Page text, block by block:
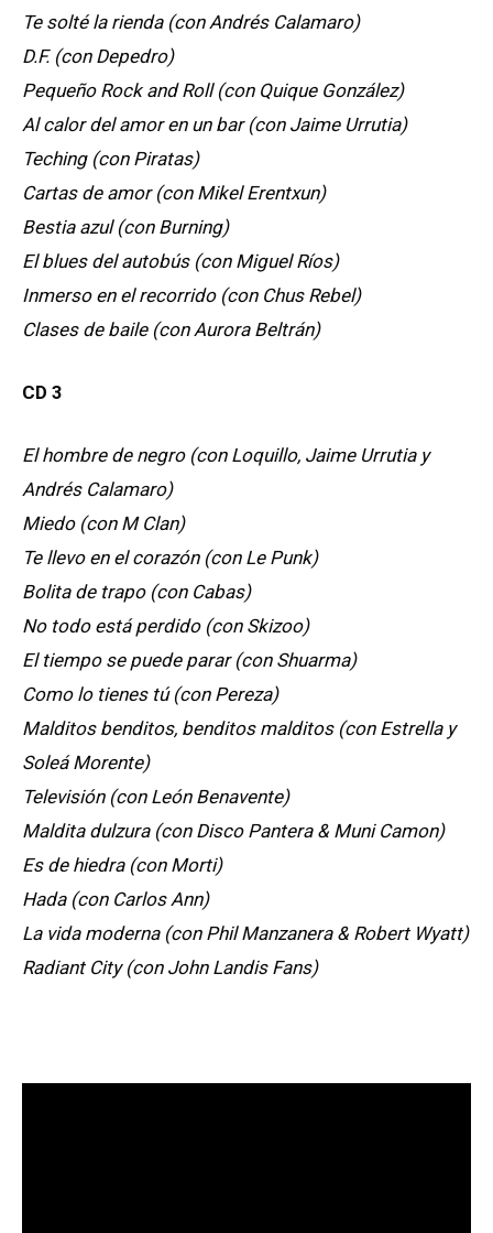
Te solté la rienda (con Andrés Calamaro)
D.F. (con Depedro)
Pequeño Rock and Roll (con Quique González)
Al calor del amor en un bar (con Jaime Urrutia)
Teching (con Piratas)
Cartas de amor (con Mikel Erentxun)
Bestia azul (con Burning)
El blues del autobús (con Miguel Ríos)
Inmerso en el recorrido (con Chus Rebel)
Clases de baile (con Aurora Beltrán)
CD 3
El hombre de negro (con Loquillo, Jaime Urrutia y
Andrés Calamaro)
Miedo (con M Clan)
Te llevo en el corazón (con Le Punk)
Bolita de trapo (con Cabas)
No todo está perdido (con Skizoo)
El tiempo se puede parar (con Shuarma)
Como lo tienes tú (con Pereza)
Malditos benditos, benditos malditos (con Estrella y
Soleá Morente)
Televisión (con León Benavente)
Maldita dulzura (con Disco Pantera & Muni Camon)
Es de hiedra (con Morti)
Hada (con Carlos Ann)
La vida moderna (con Phil Manzanera & Robert Wyatt)
Radiant City (con John Landis Fans)